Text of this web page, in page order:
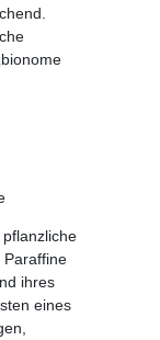
Paraffine
ihres
eines